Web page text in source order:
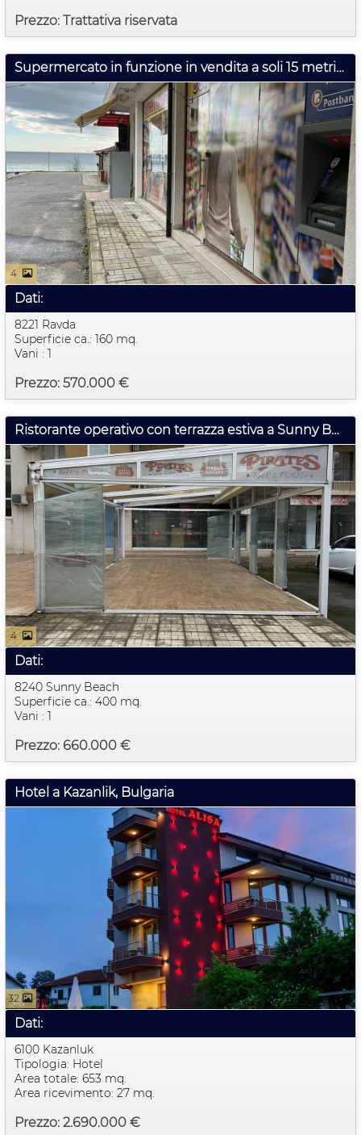
Prezzo: Trattativa riservata
Supermercato in funzione in vendita a soli 15 metri dalla spiaggia di Ravda
4
Dati:
8221 Ravda
Prezzo: 570.000 €
Superficie ca.: 160 mq.
Vani : 1
Ristorante operativo con terrazza estiva a Sunny Beach – Nessuna commissione
4
Dati:
8240 Sunny Beach
Prezzo: 660.000 €
Superficie ca.: 400 mq.
Vani : 1
Hotel a Kazanlik, Bulgaria
32
Dati:
6100 Kazanluk
Tipologia: Hotel
Prezzo: 2.690.000 €
Area totale: 653 mq.
Area ricevimento: 27 mq.